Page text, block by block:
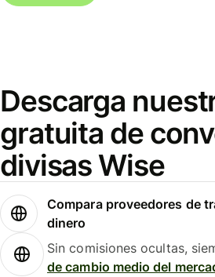
Descarga
gratuita de
divisas Wise
Compara proveedores de
dinero
Sin comisiones ocultas,
de cambio medio del